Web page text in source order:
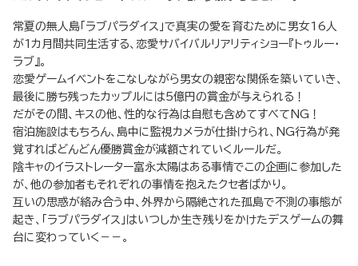
常夏の無人島「ラブパラダイス」で真実の愛を育むために男女16人
が1カ月間共同生活する、恋愛サバイバルリアリティショー『トゥルー・
ラブ』。
恋愛ゲームイベントをこなしながら男女の親密な関係を築いていき、
最後に勝ち残ったカップルには5億円の賞金が与えられる！
だがその間、キスの他、性的な行為は自慰も含めてすべてNG！
宿泊施設はもちろん、島中に監視カメラが仕掛けられ、NG行為が発
覚すればどんどん優勝賞金が減額されていくルールだ。
陰キャのイラストレーター富永太陽はある事情でこの企画に参加した
が、他の参加者もそれぞれの事情を抱えたクセ者ばかり。
互いの思惑が絡み合う中、外界から隔絶された孤島で不測の事態が
起き、「ラブパラダイス」はいつしか生き残りをかけたデスゲームの舞
台に変わっていく－－。